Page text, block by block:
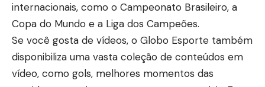
internacionais, como o Campeonato Brasileiro, a
Copa do Mundo e a Liga dos Campeões.
Se você gosta de vídeos, o Globo Esporte também
disponibiliza uma vasta coleção de conteúdos em
vídeo, como gols, melhores momentos das